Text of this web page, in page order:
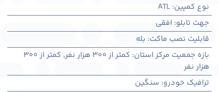
نوع کمپین:
ATL
جهت تابلو: افقی
قابلیت نصب ماکت: بله
بازه جمعیت مرکز استان: کمتر از ۳۰۰ هزار نفر ,
کمتر از ۳۰۰
هزار نفر
ترافیک خودرو: سنگین